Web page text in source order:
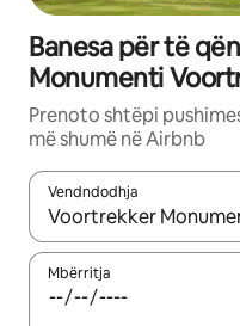
Banesa për të
Monumenti
Prenoto shtëpi
më shumë në Airbnb
Vendndodhja
Kur rezultatet të jenë të
Mbërritja